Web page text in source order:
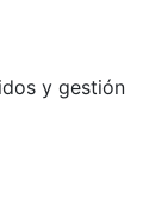
y gestión